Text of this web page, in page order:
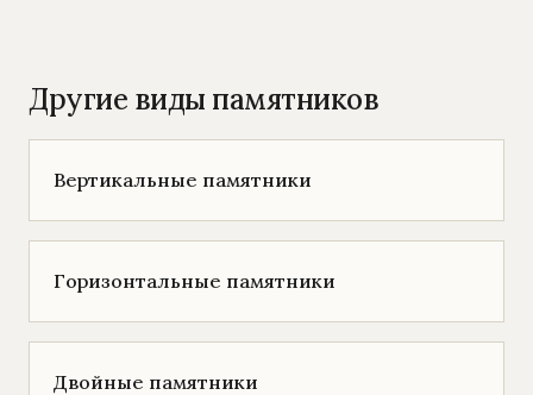
Другие виды памятников
Вертикальные памятники
Горизонтальные памятники
Двойные памятники